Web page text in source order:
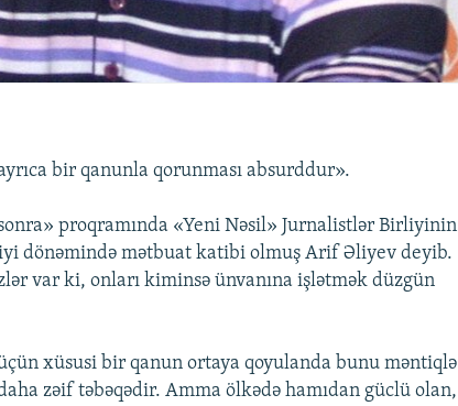
bir qanunla qorunması absurddur».
proqramında «Yeni Nəsil» Jurnalistlər Birliyinin
dönəmində mətbuat katibi olmuş Arif Əliyev deyib.
var ki, onları kiminsə ünvanına işlətmək düzgün
xüsusi bir qanun ortaya qoyulanda bunu məntiqlə
zəif təbəqədir. Amma ölkədə hamıdan güclü olan,